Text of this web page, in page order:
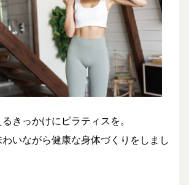
きっかけにピラティスを。
いながら健康な身体づくりをしまし